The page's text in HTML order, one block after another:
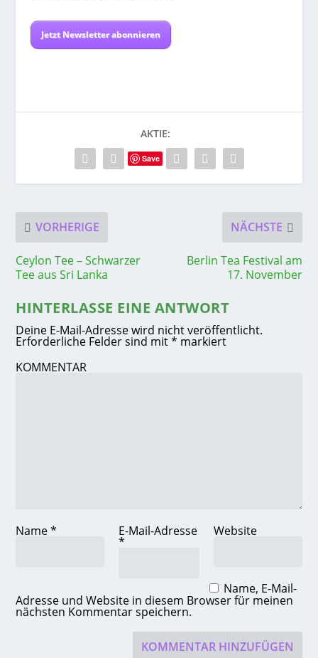
Jetzt Newsletter abonnieren
AKTIE:
Save
VORHERIGE
Ceylon Tee – Schwarzer
Tee aus Sri Lanka
NÄCHSTE
Berlin Tea Festival am
17. November
HINTERLASSE EINE ANTWORT
Deine E-Mail-Adresse wird nicht veröffentlicht.
Erforderliche Felder sind mit* markiert
KOMMENTAR
Name* E-Mail-Adresse
*
Website
Name, E-Mail-
Adresse und Website in diesem Browser für meinen
nächsten Kommentar speichern.